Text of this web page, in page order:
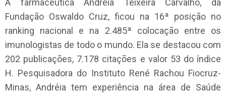
Fundação Oswaldo Cruz, ficou na 16ª posição no
ranking nacional e na 2.485ª colocação entre os
imunologistas de todo o mundo. Ela se destacou com
202 publicações, 7.178 citações e valor 53 do índice
H. Pesquisadora do Instituto René Rachou Fiocruz-
Minas, Andréia tem experiência na área de Saúde